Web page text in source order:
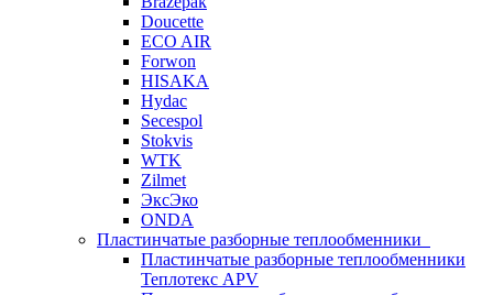
Doucette
ECO AIR
Forwon
HISAKA
Hydac
Secespol
Stokvis
WTK
Zilmet
ЭксЭко
ONDA
Пластинчатые разборные теплообменники
Пластинчатые разборные теплообменники
Теплотекс APV